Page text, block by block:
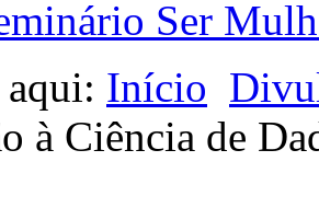
Ser
aqui: Início
à Ciência de